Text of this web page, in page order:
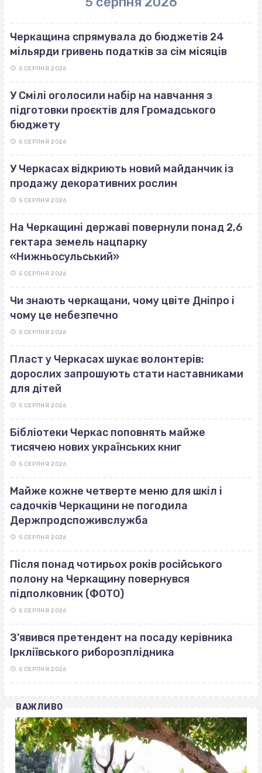
Черкащина спрямувала до бюджетів 24
мільярди гривень податків за сім місяців
5 СЕРПНЯ 2026
У Смілі оголосили набір на навчання з
підготовки проєктів для Громадського
бюджету
5 СЕРПНЯ 2026
У Черкасах відкриють новий майданчик із
продажу декоративних рослин
5 СЕРПНЯ 2026
На Черкащині державі повернули понад 2,6
гектара земель нацпарку
«Нижньосульський»
5 СЕРПНЯ 2026
Чи знають черкащани, чому цвіте Дніпро і
чому це небезпечно
5 СЕРПНЯ 2026
Пласт у Черкасах шукає волонтерів:
дорослих запрошують стати наставниками
для дітей
5 СЕРПНЯ 2026
Бібліотеки Черкас поповнять майже
тисячею нових українських книг
5 СЕРПНЯ 2026
Майже кожне четверте меню для шкіл і
садочків Черкащини не погодила
Держпродспоживслужба
5 СЕРПНЯ 2026
Після понад чотирьох років російського
полону на Черкащину повернувся
підполковник (ФОТО)
5 СЕРПНЯ 2026
З’явився претендент на посаду керівника
Іркліївського риборозплідника
5 СЕРПНЯ 2026
ВАЖЛИВО